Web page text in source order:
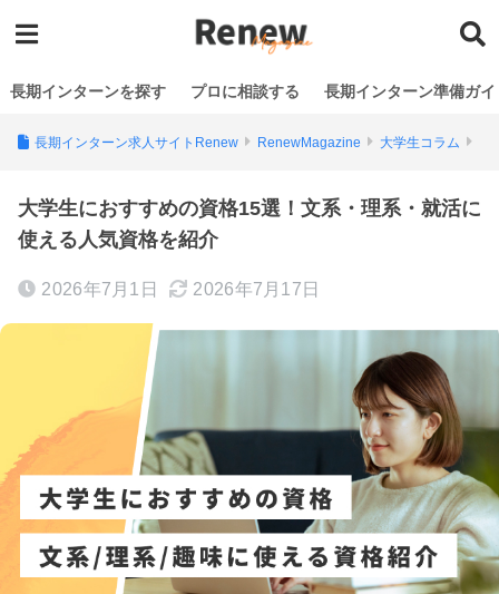
長期インターンを探す プロに相談する 長期インターン準備ガイ
長期インターン求人サイトRenew RenewMagazine 大学生コラム
大学生におすすめの資格15選！文系・理系・就活に
使える人気資格を紹介
2026年7月1日 2026年7月17日